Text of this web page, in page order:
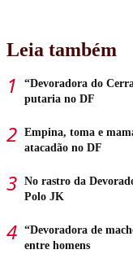
Leia também
“Devoradora do
putaria no DF
Empina, toma e
atacadão no DF
No rastro da
Polo JK
“Devoradora de
entre homens